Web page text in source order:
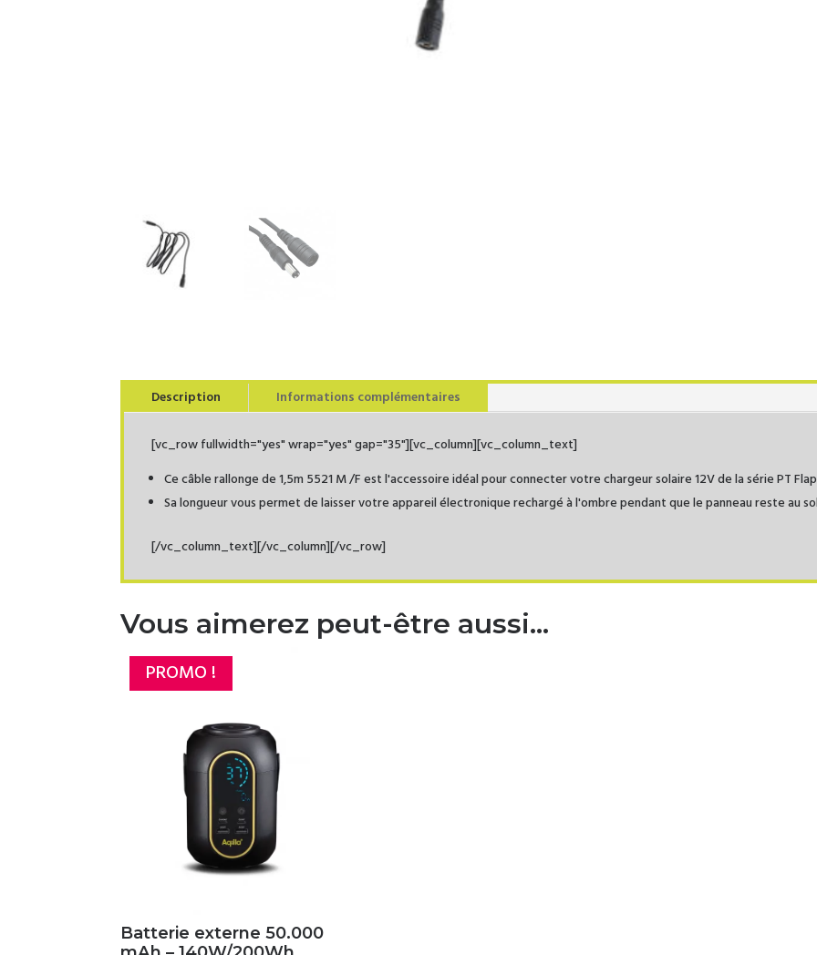
Description Informations complémentaires
[vc_row fullwidth="yes" wrap="yes" gap="35"][vc_column][vc_column_text]
Ce câble rallonge de 1,5m 5521 M /F est l'accessoire idéal pour connecter votre chargeur solaire 12V de la série PT
Sa longueur vous permet de laisser votre appareil électronique rechargé à l'ombre pendant que le panneau reste au
[/vc_column_text][/vc_column][/vc_row]
Vous aimerez peut-être aussi…
PROMO !
Batterie externe 50.000